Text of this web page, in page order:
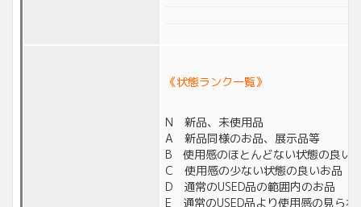
《状態ランク一覧》
N 新品、未使用品
A 新品同様のお品、展示品等
B 使用感のほとんどない状態の良い
C 使用感の少ない状態の良いお品
D 通常のUSED品の範囲内のお品
E 通常のUSED品より使用感の見られ